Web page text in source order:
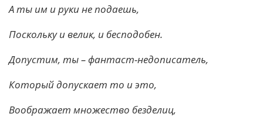
А ты им и руки не подаешь,
Поскольку и велик, и бесподобен.
Допустим, ты – фантаст-недописатель,
Который допускает то и это,
Воображает множество безделиц,